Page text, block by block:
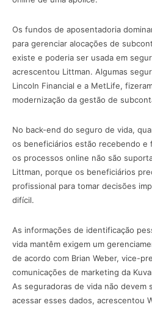
Os fundos de aposentadoria
para gerenciar alocações de
existe e poderia ser usada em
acrescentou Littman. Algumas
Lincoln Financial e a MetLife,
modernização da gestão de
No back-end do seguro de vida,
os beneficiários estão recebendo e
os processos online não são
Littman, porque os beneficiários
profissional para tomar decisões
difícil.
As informações de identificação
vida mantêm exigem um
de acordo com Brian Weber, vice-
comunicações de marketing da
As seguradoras de vida não devem
acessar esses dados, acrescentou